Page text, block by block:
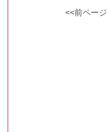
<<前ページ